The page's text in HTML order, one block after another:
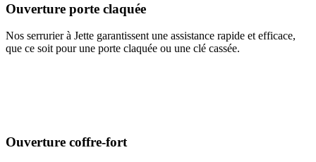
Ouverture porte claquée
Nos serrurier à Jette garantissent une assistance rapide et efficace,
que ce soit pour une porte claquée ou une clé cassée.
Ouverture coffre-fort